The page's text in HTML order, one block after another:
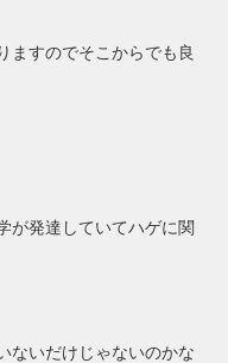
ますのでそこからでも良
が発達していてハゲに関
ないだけじゃないのかな